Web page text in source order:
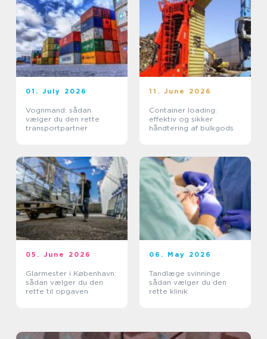
01. July 2026
Vognmand: sådan
vælger du den rette
transportpartner
11. June 2026
Container loading:
effektiv og sikker
håndtering af bulkgods
05. June 2026
Glarmester i København:
sådan vælger du den
rette til opgaven
06. May 2026
Tandlæge svinninge
sådan vælger du den
rette klinik